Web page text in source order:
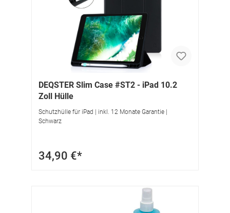
DEQSTER Slim Case #ST2 - iPad 10.2
Zoll Hülle
Schutzhülle für iPad | inkl. 12 Monate Garantie |
Schwarz
34,90 €*